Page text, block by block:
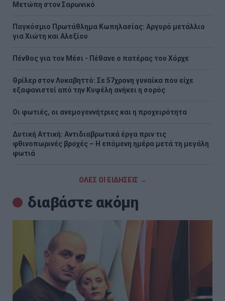
Μετώπη στον Σαρωνικό
Παγκόσμιο Πρωτάθλημα Κωπηλασίας: Αργυρό μετάλλιο
για Χιώτη και Αλεξίου
Πένθος για τον Μέσι - Πέθανε ο πατέρας του Χόρχε
Θρίλερ στον Λυκαβηττό: Σε 57χρονη γυναίκα που είχε
εξαφανιστεί από την Κυψέλη ανήκει η σορός
Οι φωτιές, οι ανεμογεννήτριες και η προχειρότητα
Δυτική Αττική: Αντιδιαβρωτικά έργα πριν τις
φθινοπωρινές βροχές – Η επόμενη ημέρα μετά τη μεγάλη
φωτιά
ΟΛΕΣ ΟΙ ΕΙΔΗΣΕΙΣ →
διαβάστε ακόμη